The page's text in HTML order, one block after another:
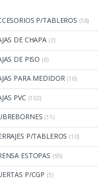
P/TABLEROS (58)
DE CHAPA (2)
DE PISO (6)
PARA MEDIDOR (16)
PVC (102)
(11)
P/TABLEROS (10)
ESTOPAS (95)
P/CGP (5)